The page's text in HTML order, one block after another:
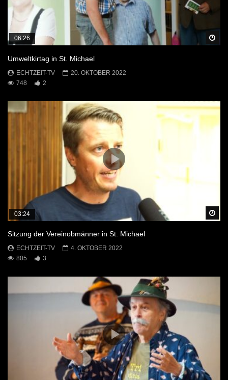
06:26
Umweltkirtag in St. Michael
ECHTZEIT-TV
20. OKTOBER 2022
748
2
03:24
Sitzung der Vereinobmänner in St. Michael
ECHTZEIT-TV
4. OKTOBER 2022
805
3